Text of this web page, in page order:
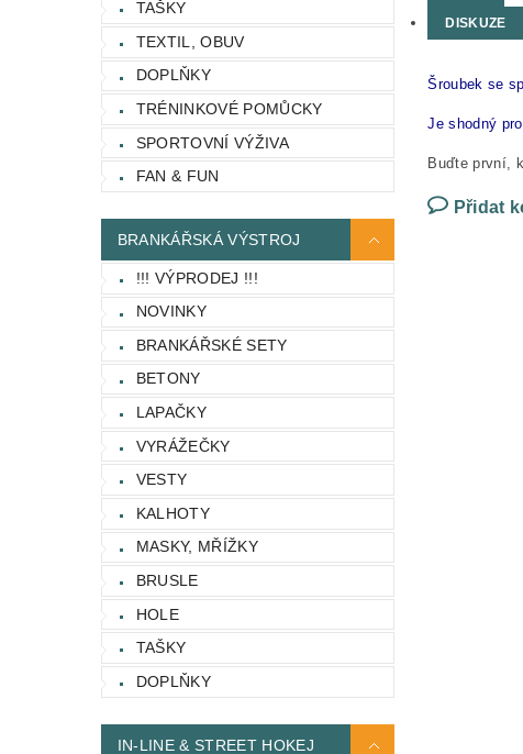
TAŠKY
TEXTIL, OBUV
DOPLŇKY
TRÉNINKOVÉ POMŮCKY
SPORTOVNÍ VÝŽIVA
FAN & FUN
BRANKÁŘSKÁ VÝSTROJ
!!! VÝPRODEJ !!!
NOVINKY
BRANKÁŘSKÉ SETY
BETONY
LAPAČKY
VYRÁŽEČKY
VESTY
KALHOTY
MASKY, MŘÍŽKY
BRUSLE
HOLE
TAŠKY
DOPLŇKY
IN-LINE & STREET HOKEJ
DISKUZE
Šroubek se
Je shodný
Buďte první,
Přidat